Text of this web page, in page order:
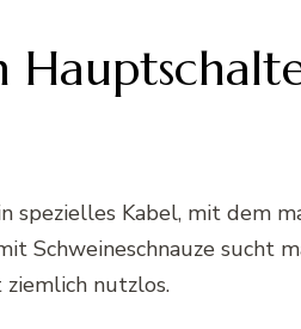
Kabel, mit dem
Schweineschnauze
nutzlos.